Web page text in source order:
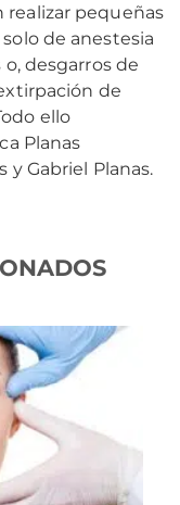
realizar pequeñas
de anestesia
desgarros de
de
ello
Planas
y Gabriel Planas.